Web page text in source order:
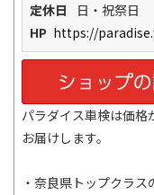
パラダイス車検は価格
お届けします。
・奈良県トップクラ
定休日
日・祝祭日
HP https://